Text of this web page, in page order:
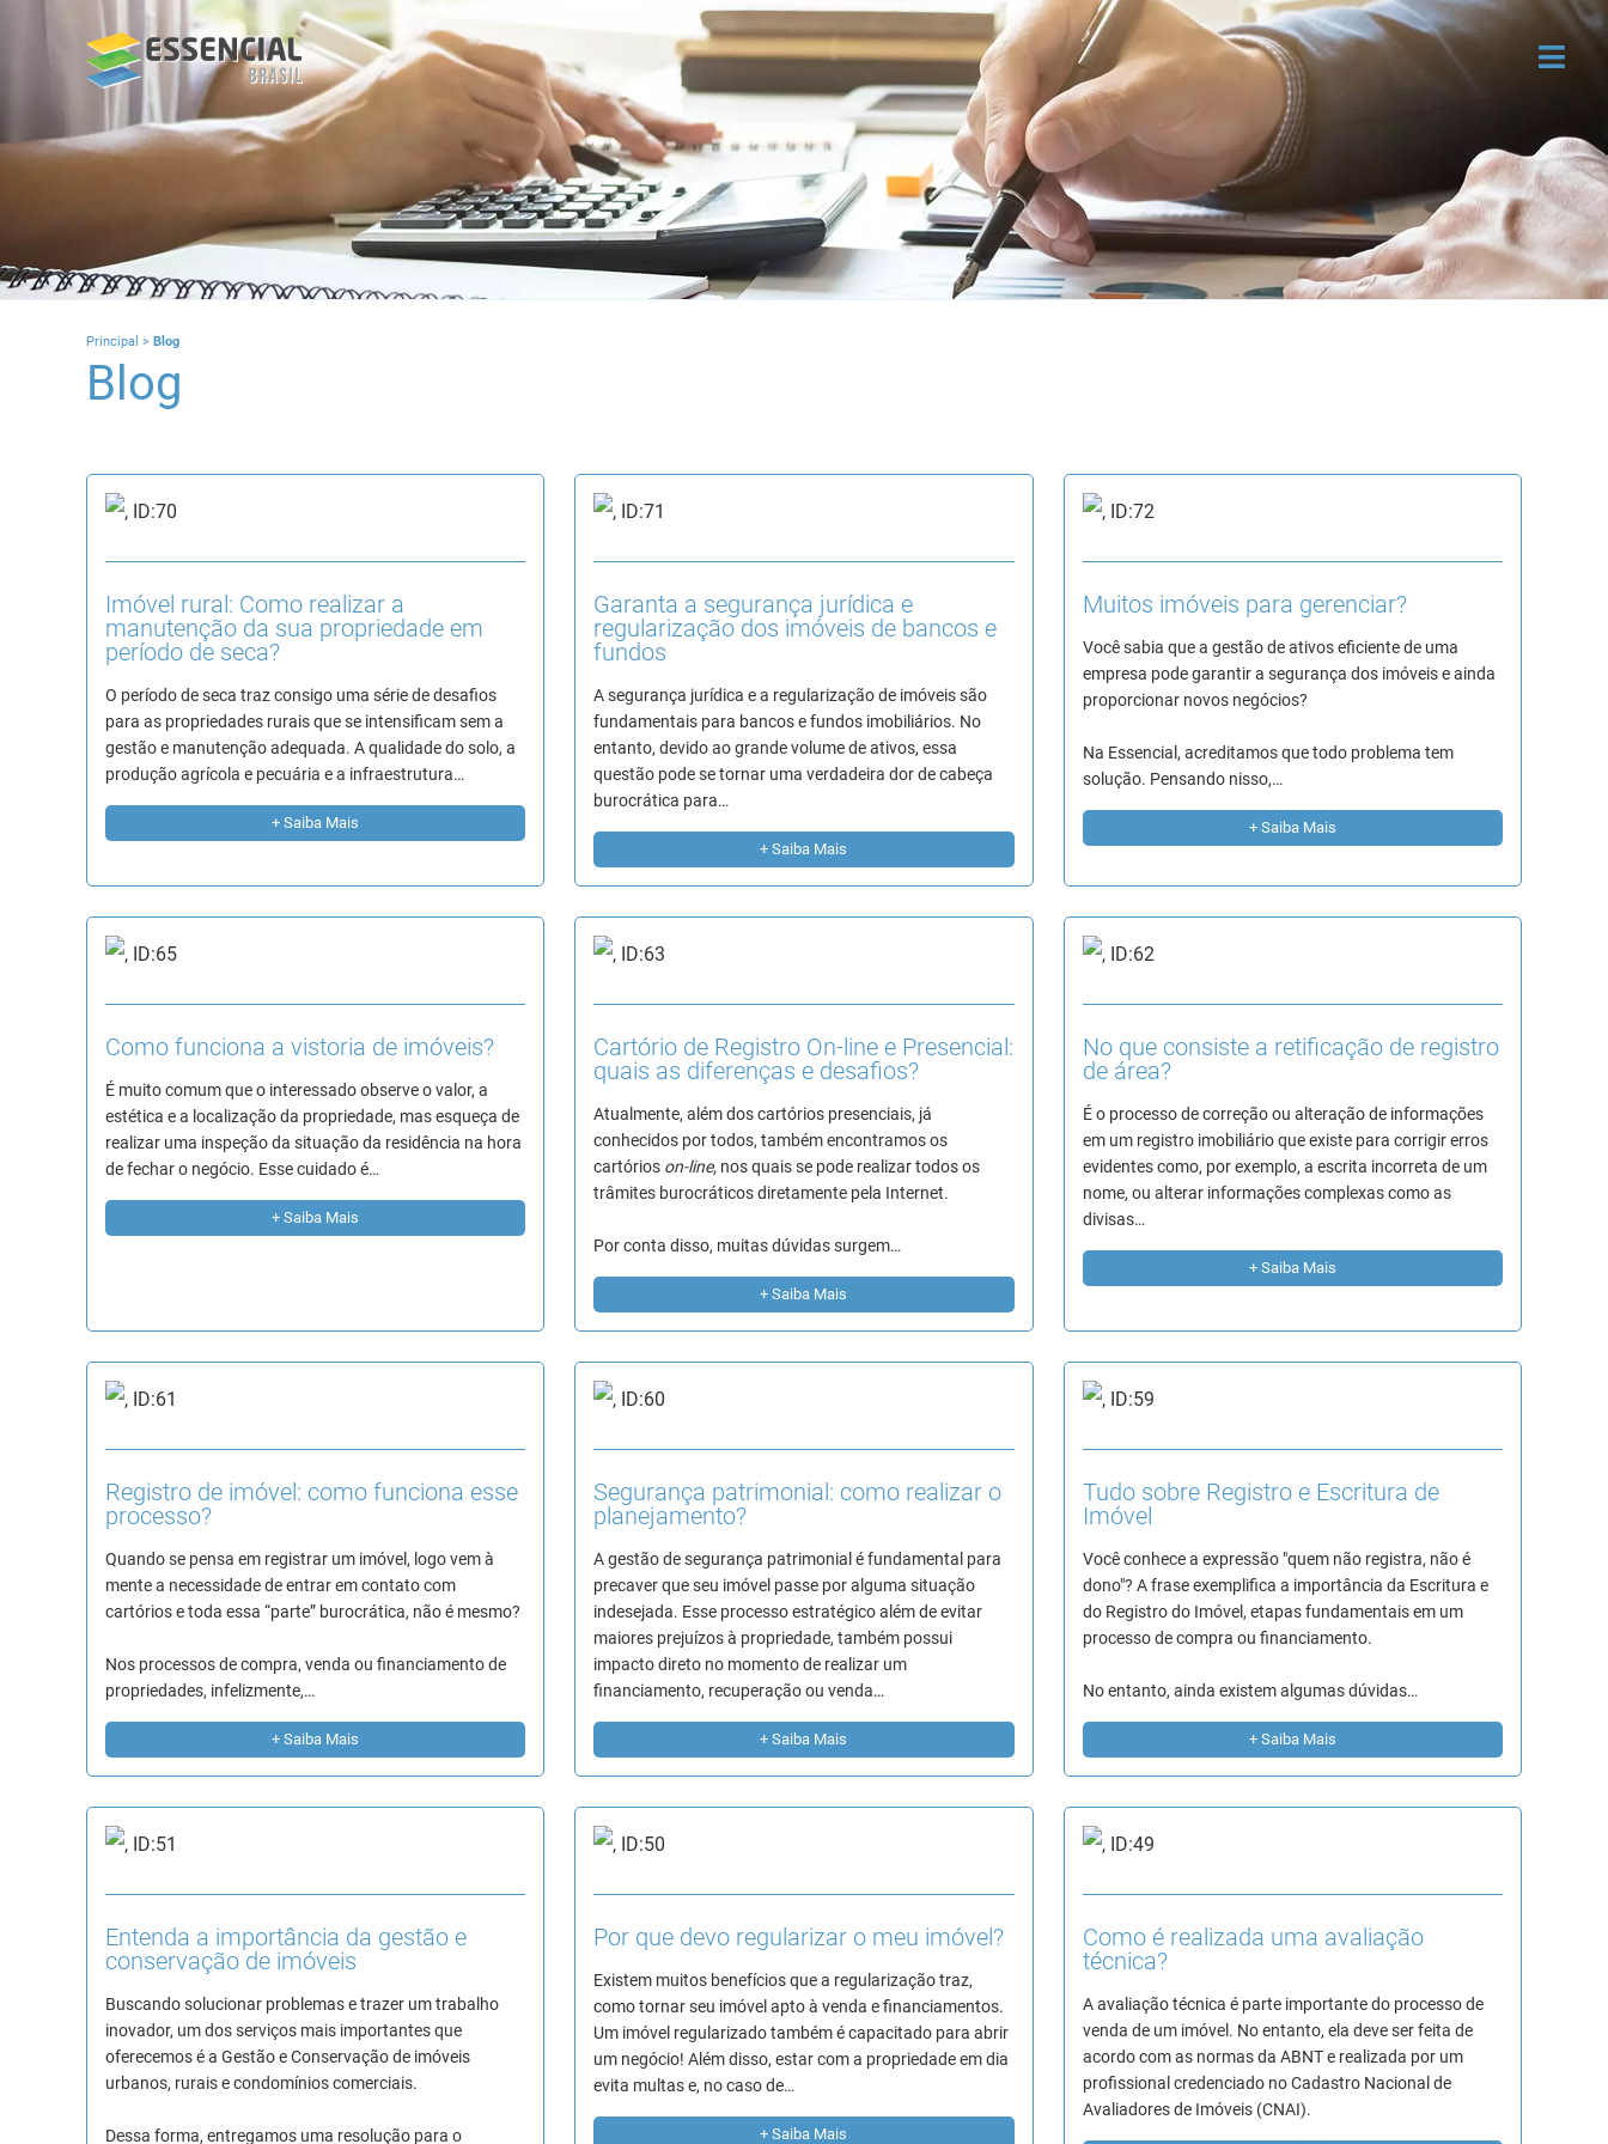
Principal > Blog
Blog
Imóvel rural: Como realizar a
manutenção da sua propriedade em
período de seca?
O período de seca traz consigo uma série de desafios
para as propriedades rurais que se intensificam sem a
gestão e manutenção adequada. A qualidade do solo, a
produção agrícola e pecuária e a infraestrutura…
+ Saiba Mais
Garanta a segurança jurídica e
regularização dos imóveis de bancos e
fundos
A segurança jurídica e a regularização de imóveis são
fundamentais para bancos e fundos imobiliários. No
entanto, devido ao grande volume de ativos, essa
questão pode se tornar uma verdadeira dor de cabeça
burocrática para…
+ Saiba Mais
Muitos imóveis para gerenciar?
Você sabia que a gestão de ativos eficiente de uma
empresa pode garantir a segurança dos imóveis e ainda
proporcionar novos negócios?
Na Essencial, acreditamos que todo problema tem
solução. Pensando nisso,…
+ Saiba Mais
Como funciona a vistoria de imóveis?
É muito comum que o interessado observe o valor, a
estética e a localização da propriedade, mas esqueça de
realizar uma inspeção da situação da residência na hora
de fechar o negócio. Esse cuidado é…
+ Saiba Mais
Cartório de Registro On-line e Presencial:
quais as diferenças e desafios?
Atualmente, além dos cartórios presenciais, já
conhecidos por todos, também encontramos os
cartórios on-line, nos quais se pode realizar todos os
trâmites burocráticos diretamente pela Internet.
Por conta disso, muitas dúvidas surgem…
+ Saiba Mais
No que consiste a retificação de registro
de área?
É o processo de correção ou alteração de informações
em um registro imobiliário que existe para corrigir erros
evidentes como, por exemplo, a escrita incorreta de um
nome, ou alterar informações complexas como as
divisas…
+ Saiba Mais
Registro de imóvel: como funciona esse
processo?
Quando se pensa em registrar um imóvel, logo vem à
mente a necessidade de entrar em contato com
cartórios e toda essa “parte” burocrática, não é mesmo?
Nos processos de compra, venda ou financiamento de
propriedades, infelizmente,…
+ Saiba Mais
Segurança patrimonial: como realizar o
planejamento?
A gestão de segurança patrimonial é fundamental para
precaver que seu imóvel passe por alguma situação
indesejada. Esse processo estratégico além de evitar
maiores prejuízos à propriedade, também possui
impacto direto no momento de realizar um
financiamento, recuperação ou venda…
+ Saiba Mais
Tudo sobre Registro e Escritura de
Imóvel
Você conhece a expressão "quem não registra, não é
dono"? A frase exemplifica a importância da Escritura e
do Registro do Imóvel, etapas fundamentais em um
processo de compra ou financiamento.
No entanto, ainda existem algumas dúvidas…
+ Saiba Mais
Entenda a importância da gestão e
conservação de imóveis
Buscando solucionar problemas e trazer um trabalho
inovador, um dos serviços mais importantes que
oferecemos é a Gestão e Conservação de imóveis
urbanos, rurais e condomínios comerciais.
Dessa forma, entregamos uma resolução para o
Por que devo regularizar o meu imóvel?
Existem muitos benefícios que a regularização traz,
como tornar seu imóvel apto à venda e financiamentos.
Um imóvel regularizado também é capacitado para abrir
um negócio! Além disso, estar com a propriedade em dia
evita multas e, no caso de…
+ Saiba Mais
Como é realizada uma avaliação
técnica?
A avaliação técnica é parte importante do processo de
venda de um imóvel. No entanto, ela deve ser feita de
acordo com as normas da ABNT e realizada por um
profissional credenciado no Cadastro Nacional de
Avaliadores de Imóveis (CNAI).